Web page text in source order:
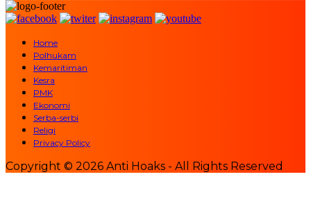
Home
Polhukam
Kemaritiman
Kesra
PMK
Ekonomi
Serba-serbi
Religi
Privacy Policy
Copyright © 2026 Anti Hoaks - All Rights Reserved